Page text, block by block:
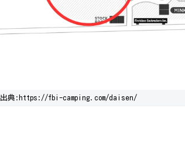
出典:https://fbi-camping.com/daisen/